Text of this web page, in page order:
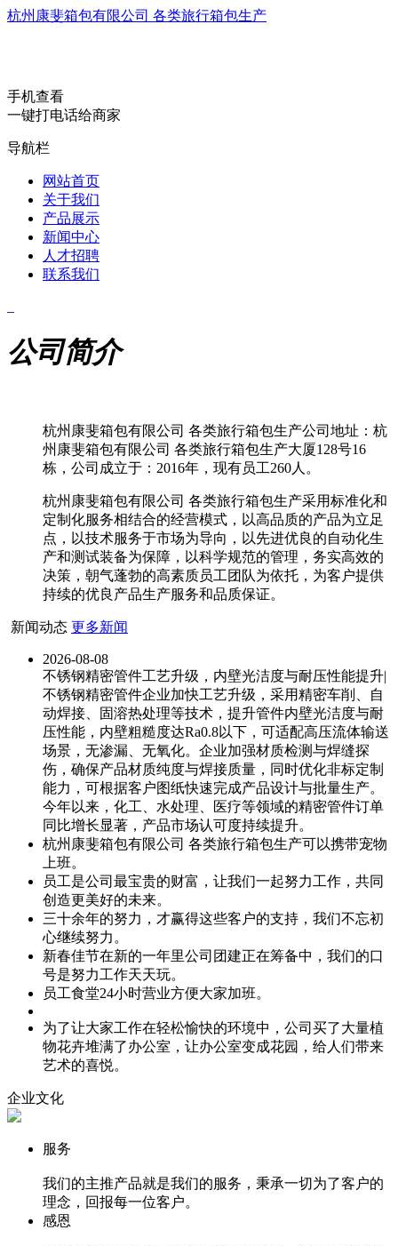
杭州康斐箱包有限公司 各类旅行箱包生产
手机查看
一键打电话给商家
导航栏
网站首页
关于我们
产品展示
新闻中心
人才招聘
联系我们
公司简介
杭州康斐箱包有限公司 各类旅行箱包生产公司地址：杭
州康斐箱包有限公司 各类旅行箱包生产大厦128号16
栋，公司成立于：2016年，现有员工260人。
杭州康斐箱包有限公司 各类旅行箱包生产采用标准化和
定制化服务相结合的经营模式，以高品质的产品为立足
点，以技术服务于市场为导向，以先进优良的自动化生
产和测试装备为保障，以科学规范的管理，务实高效的
决策，朝气蓬勃的高素质员工团队为依托，为客户提供
持续的优良产品生产服务和品质保证。
新闻动态 更多新闻
2026-08-08
不锈钢精密管件工艺升级，内壁光洁度与耐压性能提升|
不锈钢精密管件企业加快工艺升级，采用精密车削、自
动焊接、固溶热处理等技术，提升管件内壁光洁度与耐
压性能，内壁粗糙度达Ra0.8以下，可适配高压流体输送
场景，无渗漏、无氧化。企业加强材质检测与焊缝探
伤，确保产品材质纯度与焊接质量，同时优化非标定制
能力，可根据客户图纸快速完成产品设计与批量生产。
今年以来，化工、水处理、医疗等领域的精密管件订单
同比增长显著，产品市场认可度持续提升。
杭州康斐箱包有限公司 各类旅行箱包生产可以携带宠物
上班。
员工是公司最宝贵的财富，让我们一起努力工作，共同
创造更美好的未来。
三十余年的努力，才赢得这些客户的支持，我们不忘初
心继续努力。
新春佳节在新的一年里公司团建正在筹备中，我们的口
号是努力工作天天玩。
员工食堂24小时营业方便大家加班。
为了让大家工作在轻松愉快的环境中，公司买了大量植
物花卉堆满了办公室，让办公室变成花园，给人们带来
艺术的喜悦。
企业文化
服务
我们的主推产品就是我们的服务，秉承一切为了客户的
理念，回报每一位客户。
感恩